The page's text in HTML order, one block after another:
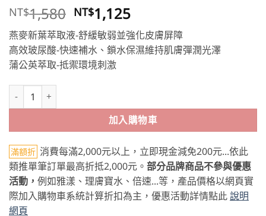
NT$1,580 原
始
價
格：
NT$1,580。
NT$1,125目
前
價
格：
燕麥新葉萃取液-舒緩敏弱並強化皮膚屏障
高效玻尿酸-快速補水、鎖水保濕維持肌膚彈潤光澤
蒲公英萃取-抵禦環境刺激
A-DERMA艾芙美 新葉三效養膚精華 30ml 數量
加入購物車
滿額折 消費每滿2,000元以上，立即現金減免200元...依此
類推單筆訂單最高折抵2,000元。 部分品牌商品不參與優惠
活動， 例如雅漾、理膚寶水、倍速...等，產品價格以網頁實
際加入購物車系統計算折扣為主，優惠活動詳情點此說明
網頁